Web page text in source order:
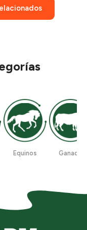
Equinos Ganado